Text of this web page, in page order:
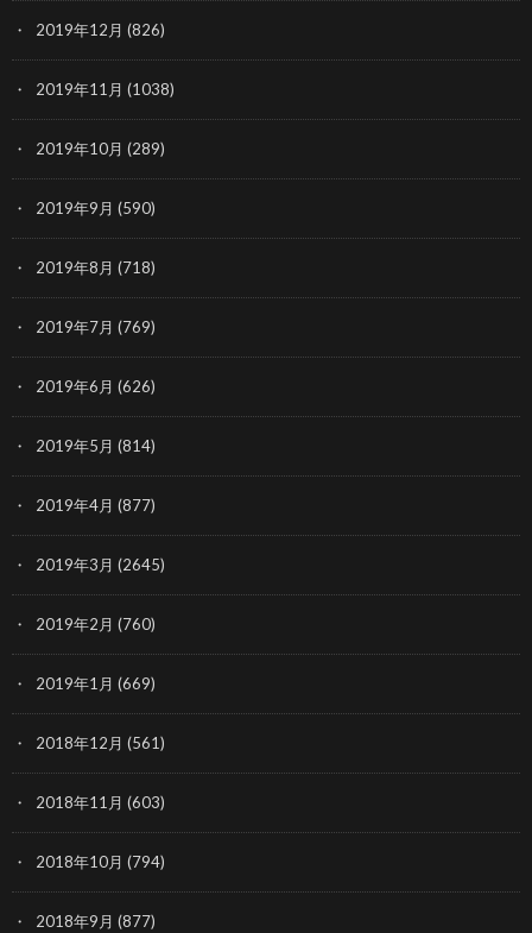
2019年12月 (826)
2019年11月 (1038)
2019年10月 (289)
2019年9月 (590)
2019年8月 (718)
2019年7月 (769)
2019年6月 (626)
2019年5月 (814)
2019年4月 (877)
2019年3月 (2645)
2019年2月 (760)
2019年1月 (669)
2018年12月 (561)
2018年11月 (603)
2018年10月 (794)
2018年9月 (877)